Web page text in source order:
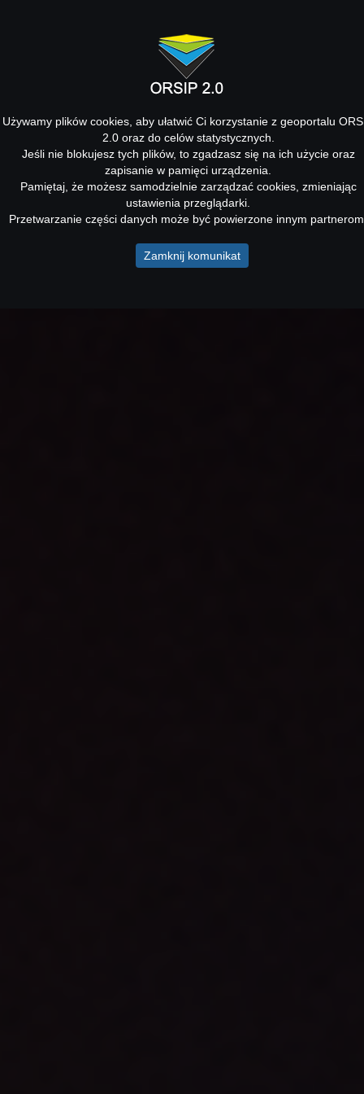
Używamy plików cookies, aby ułatwić Ci korzystanie z geoportalu
2.0 oraz do celów statystycznych.
Jeśli nie blokujesz tych plików, to zgadzasz się na ich użycie oraz
zapisanie w pamięci urządzenia.
Pamiętaj, że możesz samodzielnie zarządzać cookies, zmieniając
ustawienia przeglądarki.
Przetwarzanie części danych może być powierzone innym
Zamknij komunikat